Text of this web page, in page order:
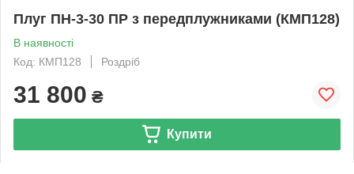
Плуг ПН-3-30 ПР з передплужниками (КМП128)
В наявності
Код: КМП128
Роздріб
31 800 ₴
Купити